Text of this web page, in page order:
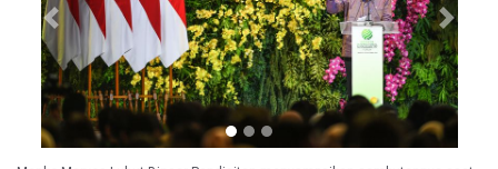
Previous Next